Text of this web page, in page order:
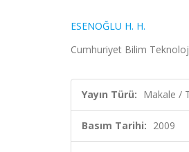
ESENOĞLU H. H.
Cumhuriyet Bilim
Yayın Türü: Makale /
Basım Tarihi: 2009